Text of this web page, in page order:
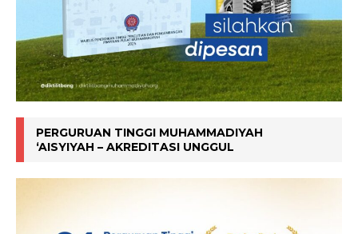
PERGURUAN TINGGI MUHAMMADIYAH
‘AISYIYAH – AKREDITASI UNGGUL